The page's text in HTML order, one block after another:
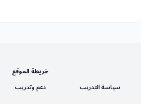
خريطة الموقع
سياسة التدريب
دعم وتدريب